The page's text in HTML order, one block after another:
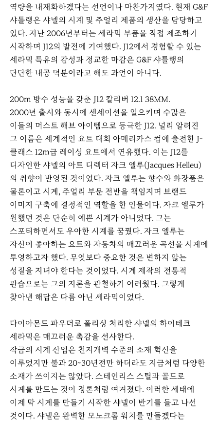
역량을 내재화하겠다는 선언이나 마찬가지였다. 현재 G&F
샤틀랭은 샤넬의 시계 및 주얼리 제품의 생산을 담당하고
있다. 지난 2006년부터는 세라믹 부품을 직접 제조하기
시작하며 J12의 발전에 기여했다. J12에서 경험할 수 있는
세라믹 특유의 감성과 정교한 마감은 G&F 샤틀랭의
단단한 내공 덕분이라고 해도 과언이 아니다.
200m 방수 성능을 갖춘 J12 칼리버 12.1 38MM.
2000년 출시와 동시에 센세이션을 일으키며 수많은
이들의 머스트 해브 아이템으로 등극한 J12. 널리 알려진
그 이름은 세계적인 요트 대회 아메리카스 컵에 출전한 J-
클래스 12m급 레이싱 요트에서 연유했다. 이는 J12를
디자인한 샤넬의 아트 디렉터 자크 엘루(Jacques Helleu)
의 취향이 반영된 것이었다. 자크 엘루는 향수와 화장품은
물론이고 시계, 주얼리 부문 전반을 책임지며 브랜드
이미지 구축에 결정적인 역할을 한 인물이다. 자크 엘루가
원했던 것은 단순히 예쁜 시계가 아니었다. 그는
스포티하면서도 우아한 시계를 꿈꿨다. 자크 엘루는
자신이 좋아하는 요트와 자동차의 매끄러운 곡선을 시계에
투영하고자 했다. 무엇보다 중요한 것은 변하지 않는
성질을 지녀야 한다는 것이었다. 시계 제작의 전통적
관습으로는 그의 지론을 관철하기 어려웠다. 그렇게
찾아낸 해답은 다름 아닌 세라믹이었다.
다이아몬드 파우더로 폴리싱 처리한 샤넬의 하이테크
세라믹은 매끄러운 촉감을 선사한다.
작금의 시계 산업은 천지개벽 수준의 소재 혁신을
이루었지만 불과 20~30년전만 하더라도 지금처럼 다양한
소재가 쓰이지는 않았다. 스테인리스 스틸과 골드로
시계를 만드는 것이 정론처럼 여겨졌다. 이러한 세태에
이제 막 시계를 만들기 시작한 샤넬이 반기를 들고 나선
것이다. 샤넬은 완벽한 모노크롬 워치를 만들겠다는